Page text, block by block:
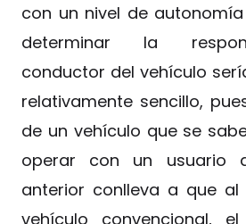
con un nivel de
determinar la
conductor del vehículo
relativamente sencillo,
de un vehículo que se
operar con un usuario
anterior conlleva a que
vehículo convencional,